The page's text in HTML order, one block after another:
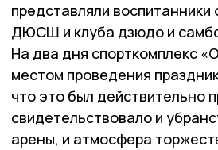
представляли
ДЮСШ и клуба дзюдо и
На два дня спорткомплекс
местом проведения
что это был действительно
свидетельствовало и
арены, и атмосфера